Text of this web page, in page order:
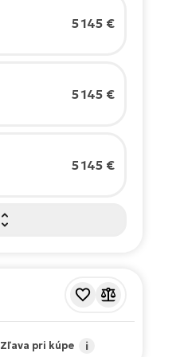
5 145 €
5 145 €
5 145 €
Zľava pri kúpe i